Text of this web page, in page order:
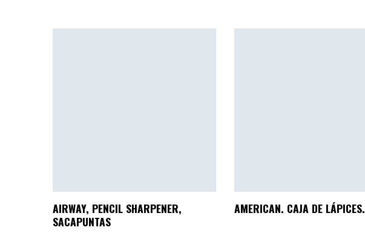
AIRWAY, PENCIL SHARPENER,
SACAPUNTAS
AMERICAN. CAJA DE LÁPICES.